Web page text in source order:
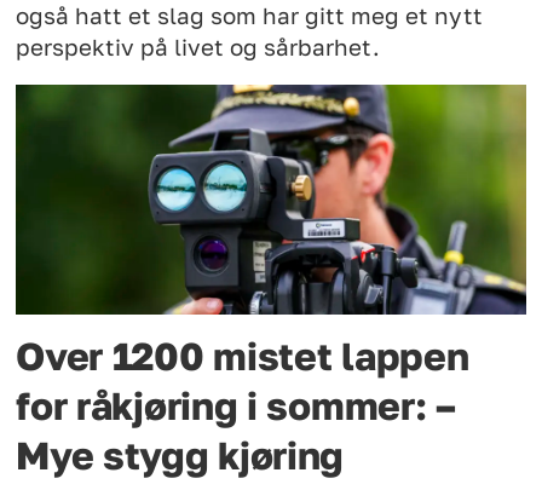
også hatt et slag som har gitt meg et nytt
perspektiv på livet og sårbarhet.
Over 1200 mistet lappen
for råkjøring i sommer: –
Mye stygg kjøring